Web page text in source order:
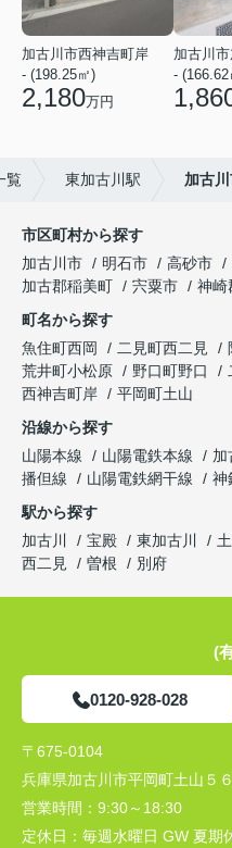
加古川市西神吉町岸
- (198.25㎡)
2,180万円
加古川
- (166.62
覧 東加古川駅 加古
市区町村から探す
加古川市
明石市 高砂市
加古郡稲美町
宍粟市
神崎
町名から探す
魚住町西岡
二見町西二見
荒井町小松原
野口町野口
西神吉町岸
平岡町土山
沿線から探す
山陽本線
山陽電鉄本線 加
播但線
山陽電鉄網干線
神
駅から探す
加古川
宝殿 東加古川
西二見
曽根 別府
(
0120-928-028
〒675-0104
兵庫県加古川市平岡町土山５
営業時間： 9:30～18:30
定休日： 毎週水曜日 GW 夏